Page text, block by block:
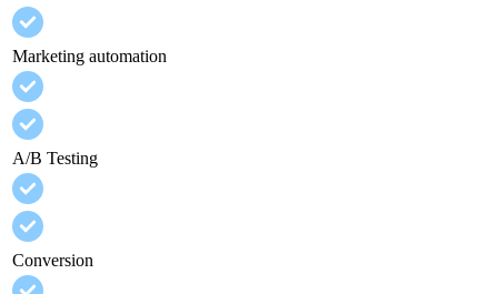
Marketing automation
A/B Testing
Conversion